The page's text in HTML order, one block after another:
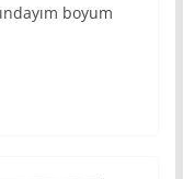
boyum